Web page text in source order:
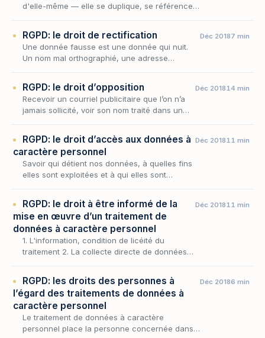
d'elle-même — elle se duplique, se référence,
protection…
RGPD: le droit de rectification
Une donnée fausse est une donnée qui nuit.
Un nom mal orthographié, une adresse
: dè…
Déc 20187 min
RGPD: le droit d’opposition
Recevoir un courriel publicitaire que l’on n’a
jamais sollicité, voir son nom traité dans un
Déc 201814 min
RGPD: le droit d’accès aux données à
caractère personnel
Savoir qui détient nos données, à quelles fins
elles sont exploitées et à qui elles sont
Déc 201811 min
RGPD: le droit à être informé de la
mise en œuvre d’un traitement de
données à caractère personnel
1. L'information, condition de licéité du
traitement 2. La collecte directe de données à
Déc 201811 min
RGPD: les droits des personnes à
l’égard des traitements de données à
caractère personnel
Le traitement de données à caractère
personnel place la personne concernée dans
Déc 20186 min